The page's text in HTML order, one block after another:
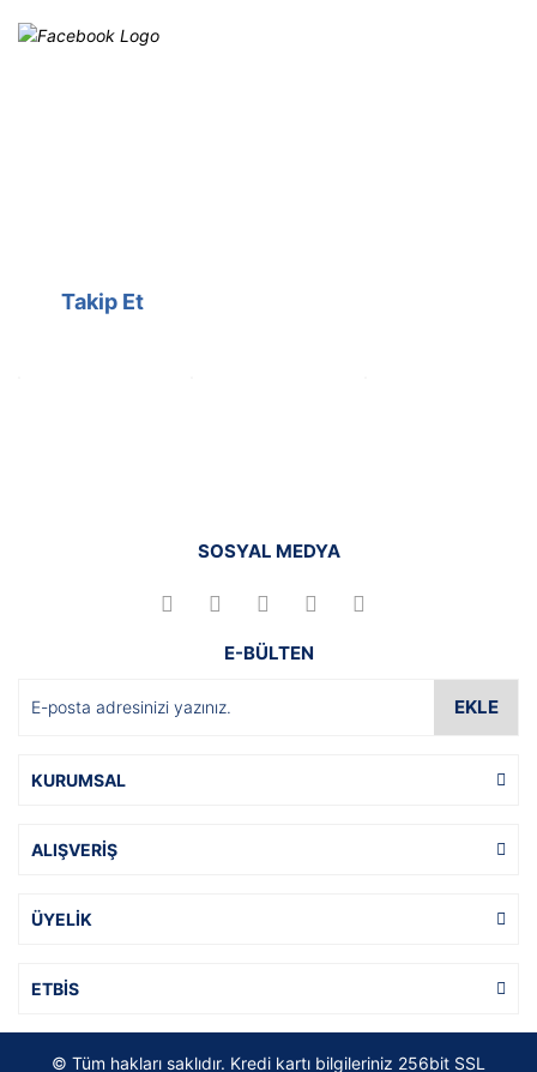
Takip Et
SOSYAL MEDYA
E-BÜLTEN
EKLE
KURUMSAL
ALIŞVERİŞ
ÜYELİK
ETBİS
© Tüm hakları saklıdır. Kredi kartı bilgileriniz 256bit SSL